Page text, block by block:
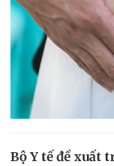
Bộ Y tế đề xuất